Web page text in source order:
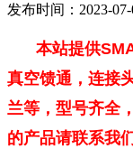
发布时间：2023-
本站提供
真空馈通，连接
兰等，型号齐全
的产品请联系我